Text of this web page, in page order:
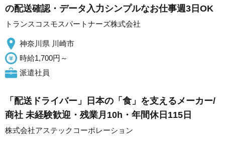
の配送確認・データ入力シンプルなお仕事週3日OK
トランスコスモスパートナーズ株式会社
神奈川県 川崎市
時給1,700円～
派遣社員
「配送ドライバー」日本の「食」を支えるメーカー/
商社 未経験歓迎・残業月10h・年間休日115日
株式会社アステックコーポレーション